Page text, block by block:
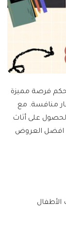
فرصة مميزة
منافسة. مع
على أثاث
افضل العروض